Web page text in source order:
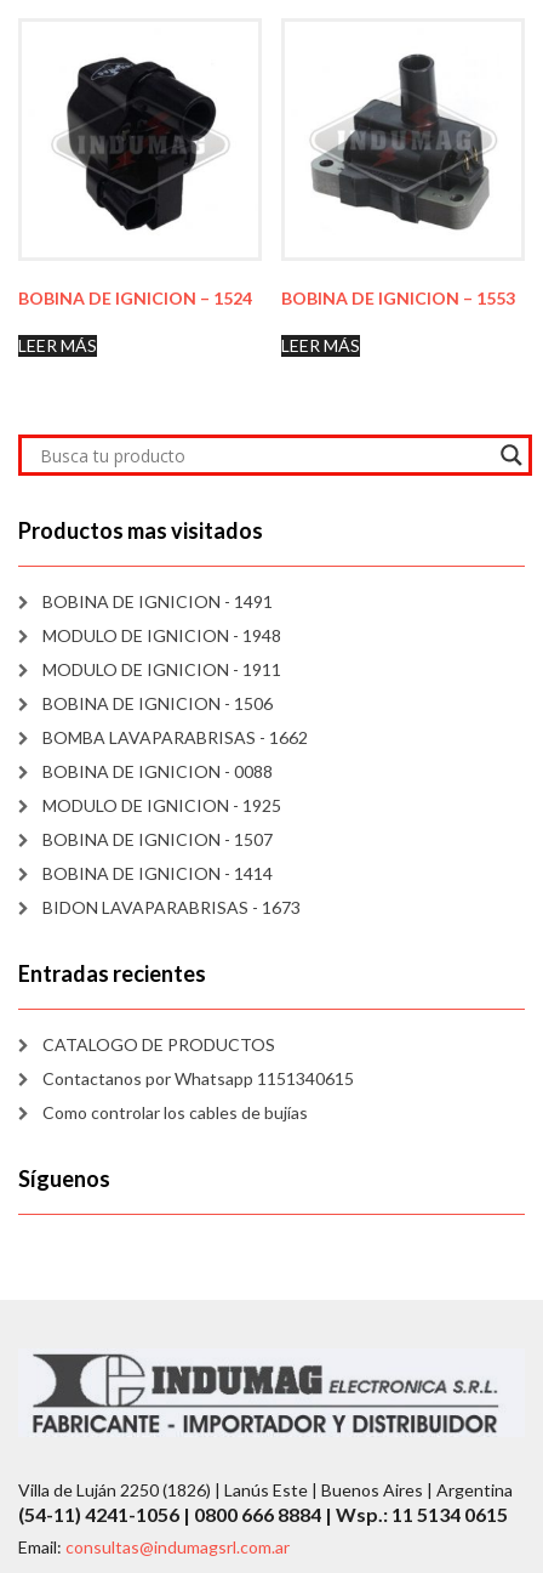
BOBINA DE IGNICION – 1524
LEER MÁS
BOBINA DE IGNICION – 1553
LEER MÁS
Productos mas visitados
BOBINA DE IGNICION - 1491
MODULO DE IGNICION - 1948
MODULO DE IGNICION - 1911
BOBINA DE IGNICION - 1506
BOMBA LAVAPARABRISAS - 1662
BOBINA DE IGNICION - 0088
MODULO DE IGNICION - 1925
BOBINA DE IGNICION - 1507
BOBINA DE IGNICION - 1414
BIDON LAVAPARABRISAS - 1673
Entradas recientes
CATALOGO DE PRODUCTOS
Contactanos por Whatsapp 1151340615
Como controlar los cables de bujías
Síguenos
Villa de Luján 2250 (1826) | Lanús Este | Buenos Aires | Argentina
(54-11) 4241-1056 | 0800 666 8884 | Wsp.: 11 5134 0615
Email: consultas@indumagsrl.com.ar